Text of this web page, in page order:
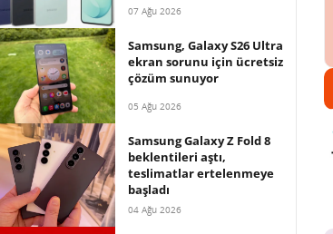
07 Ağu 2026
Samsung, Galaxy S26 Ultra
ekran sorunu için ücretsiz
çözüm sunuyor
05 Ağu 2026
Samsung Galaxy Z Fold 8
beklentileri aştı,
teslimatlar ertelenmeye
başladı
04 Ağu 2026